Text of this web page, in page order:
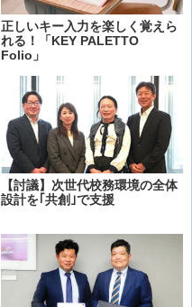
正しいキー入力を楽しく覚えら
れる！「KEY PALETTO
Folio」
【討議】次世代校務環境の全体
設計を｢共創｣で支援